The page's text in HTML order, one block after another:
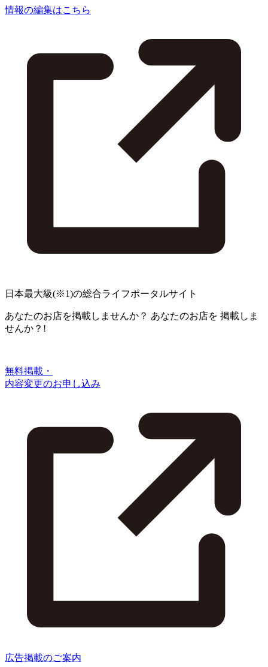
情報の編集はこちら
日本最大級(※1)の総合ライフポータルサイト
あなたのお店を掲載しませんか？ あなたのお店を 掲載しま
せんか？!
無料掲載・
内容変更のお申し込み
広告掲載のご案内